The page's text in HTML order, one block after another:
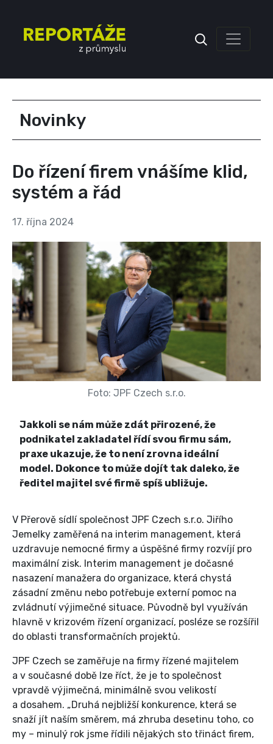
Novinky
Do řízení firem vnášíme klid,
systém a řád
17. října 2024
Foto: JPF Czech s.r.o.
Jakkoli se nám může zdát přirozené, že
podnikatel zakladatel řídí svou firmu sám,
praxe ukazuje, že to není zrovna ideální
model. Dokonce to může dojít tak daleko, že
ředitel majitel své firmě spíš ubližuje.
V Přerově sídlí společnost JPF Czech s.r.o. Jiřího
Jemelky zaměřená na interim management, která
uzdravuje nemocné firmy a úspěšné firmy rozvíjí pro
maximální zisk. Interim management je dočasné
nasazení manažera do organizace, která chystá
zásadní změnu nebo potřebuje externí pomoc na
zvládnutí výjimečné situace. Původně byl využíván
hlavně v krizovém řízení organizací, posléze se rozšířil
do oblasti transformačních projektů.
JPF Czech se zaměřuje na firmy řízené majitelem
a v současné době lze říct, že je to společnost
vpravdě výjimečná, minimálně svou velikostí
a dosahem. „Druhá nejbližší konkurence, která se
snaží jít naším směrem, má zhruba desetinu toho, co
my – minulý rok jsme řídili nějakých sto třináct firem,